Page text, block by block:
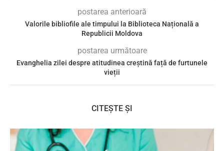
postarea anterioară
Valorile bibliofile ale timpului la Biblioteca Națională a
Republicii Moldova
postarea următoare
Evanghelia zilei despre atitudinea creștină față de furtunele
vieții
CITEȘTE ȘI